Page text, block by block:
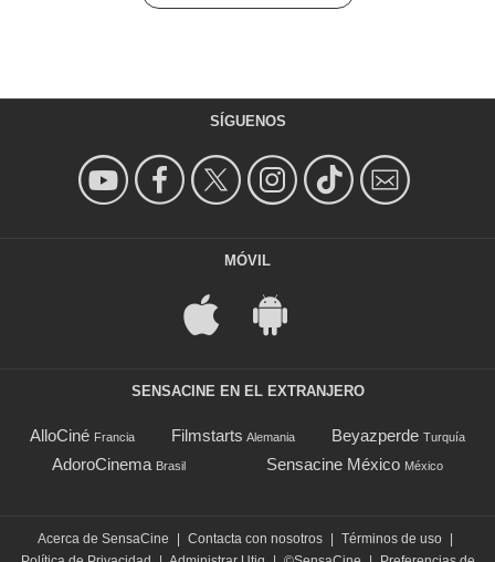
SÍGUENOS
MÓVIL
SENSACINE EN EL EXTRANJERO
AlloCiné Francia Filmstarts Alemania Beyazperde Turquía
AdoroCinema Brasil Sensacine México México
Acerca de SensaCine | Contacta con nosotros | Términos de uso |